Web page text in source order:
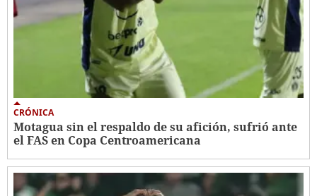
CRÓNICA
Motagua sin el respaldo de su afición, sufrió ante
el FAS en Copa Centroamericana